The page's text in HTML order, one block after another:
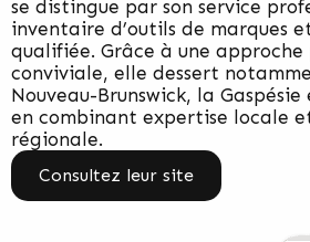
se distingue par son service
inventaire d’outils de marques
qualifiée. Grâce à une approche
conviviale, elle dessert
Nouveau-Brunswick, la Gaspésie
en combinant expertise locale
régionale.
Consultez leur site